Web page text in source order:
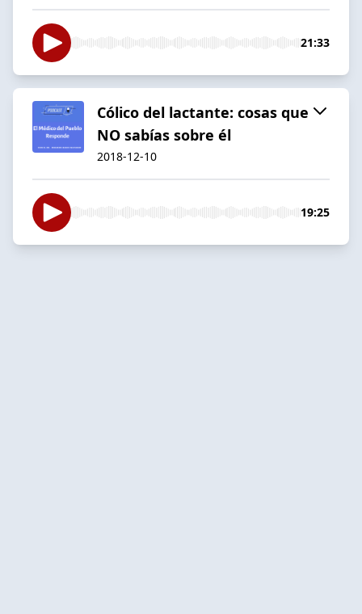
21:33
Cólico del lactante: cosas que
NO sabías sobre él
2018-12-10
19:25